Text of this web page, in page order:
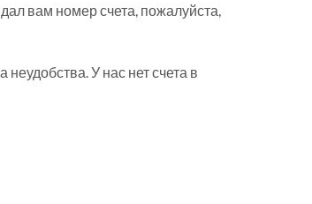
вам номер счета, пожалуйста,
У нас нет счета в